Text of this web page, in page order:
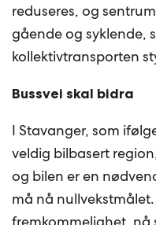
reduseres, og
gående og syklende,
kollektivtransporten
Bussvei skal bidra
I Stavanger, som
veldig bilbasert
og bilen er en
må nå